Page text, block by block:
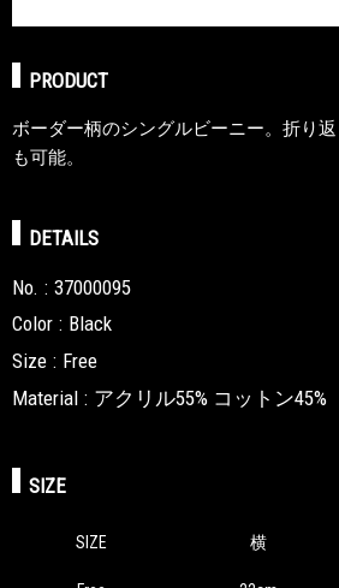
PRODUCT
ボーダー柄のシングルビーニー。折り
も可能。
DETAILS
No.
37000095
Color
Black
Size
Free
Material
アクリル55% コットン45%
SIZE
SIZE 横